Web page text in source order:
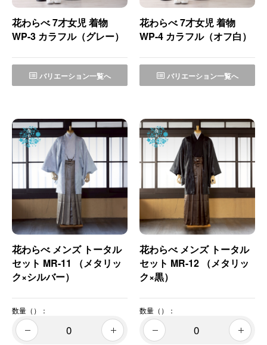
花わらべ 7才女児 着物
WP-3 カラフル（グレー）
バリエーション一覧へ
花わらべ 7才女児 着物
WP-4 カラフル（オフ白）
バリエーション一覧へ
花わらべ メンズ トータル
セット MR-11 （メタリッ
ク×シルバー）
数量（）：
花わらべ メンズ トータル
セット MR-12 （メタリッ
ク×黒）
数量（）：